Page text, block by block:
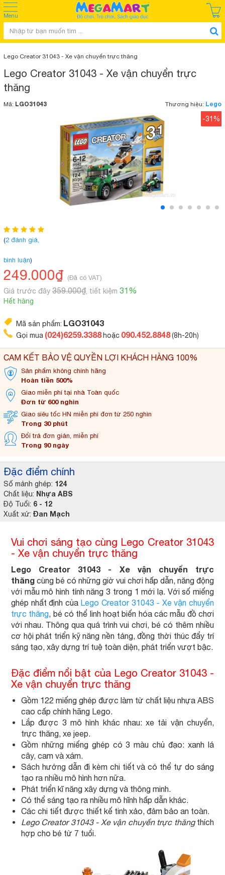
Menu
Lego Creator 31043 - Xe vận chuyển trực thăng
Lego Creator 31043 - Xe vận chuyển trực
thăng
Mã: LGO31043 Thương hiệu: Lego
-31%
Đặc điểm chính
Số mảnh ghép: 124
Chất liệu: Nhựa ABS
Độ Tuổi: 6 - 12
Xuất xứ: Đan Mạch
(2 đánh giá,
bình luận)
249.000₫ (Đã có VAT)
Giá trước đây 359.000₫ , tiết kiệm 31%
Hết hàng
CAM KẾT BẢO VỆ QUYỀN LỢI KHÁCH HÀNG 100%
Sản phẩm không chính hãng
Hoàn tiền 500%
Giao miễn phí tại nhà Toàn quốc
Đơn từ 600 nghìn
Giao siêu tốc HN miễn phí đơn từ 250 nghìn
Trong 30 phút
Đổi trả đơn giản, miễn phí
Trong 90 ngày
Mã sản phẩm: LGO31043
Gọi mua (024)6259.3388 hoặc 090.452.8848(8h-20h)
Vui chơi sáng tạo cùng Lego Creator 31043
- Xe vận chuyển trực thăng
Lego Creator 31043 - Xe vận chuyển trực
thăng cùng bé có những giờ vui chơi hấp dẫn, năng động
với mẫu mô hình tính năng 3 trong 1 mới lạ. Với số miếng
ghép nhất định của Lego Creator 31043 - Xe vận chuyển
trực thăng, bé có thể linh hoạt biến hóa các mẫu đồ chơi
với nhau. Thông qua quá trình vui chơi, bé có thêm nhiều
cơ hội phát triển kỹ năng nền tảng, đồng thời thúc đẩy trí
sáng tạo, xây dựng trí tuệ toàn diện, phát triển vượt bậc.
Đặc điểm nổi bật của Lego Creator 31043 -
Xe vận chuyển trực thăng
Gồm 122 miếng ghép được làm từ chất liệu nhựa ABS
cao cấp chính hãng Lego.
Lắp được 3 mô hình khác nhau: xe tải vận chuyển,
trực thăng, xe jeep.
Gồm những miếng ghép có 3 màu chủ đạo: xanh lá
cây, cam và xám.
Sách hướng dẫn đi kèm chi tiết và có thể tự do sáng
tạo ra nhiều mô hình hơn nữa.
Phát triển kĩ năng xây dựng và thông minh.
Có thể sáng tạo ra nhiều mô hĩnh hấp dẫn khác.
Các chi tiết được thiết kế tinh xảo, đảm bảo an toàn.
Lego Creator 31043 - Xe vận chuyển trực thăngthích
hợp cho bé từ 7 tuổi.